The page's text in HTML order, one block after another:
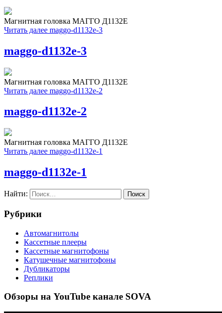
Магнитная головка МАГГО Д1132Е
Читать далее maggo-d1132e-3
maggo-d1132e-3
Магнитная головка МАГГО Д1132Е
Читать далее maggo-d1132e-2
maggo-d1132e-2
Магнитная головка МАГГО Д1132Е
Читать далее maggo-d1132e-1
maggo-d1132e-1
Найти:
Рубрики
Автомагнитолы
Кассетные плееры
Кассетные магнитофоны
Катушечные магнитофоны
Дубликаторы
Реплики
Обзоры на YouTube канале SOVA